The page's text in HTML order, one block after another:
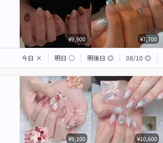
¥9,900 ¥7,700
今日 × 明日 ◯ 明後日 ◎ 08/10 ◎
¥9,100 ¥10,600